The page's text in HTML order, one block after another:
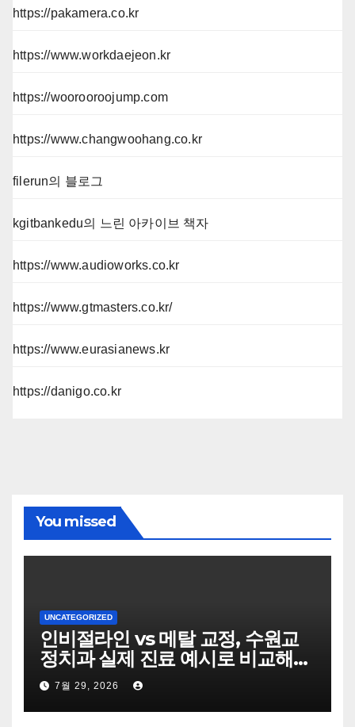
https://pakamera.co.kr
https://www.workdaejeon.kr
https://woorooroojump.com
https://www.changwoohang.co.kr
filerun의 블로그
kgitbankedu의 느린 아카이브 책자
https://www.audioworks.co.kr
https://www.gtmasters.co.kr/
https://www.eurasianews.kr
https://danigo.co.kr
You missed
UNCATEGORIZED
인비절라인 vs 메탈 교정, 수원교
정치과 실제 진료 예시로 비교해
봤습니다
7월 29, 2026